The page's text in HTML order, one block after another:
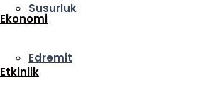
Susurluk
Edremit
Ekonomi
Etkinlik